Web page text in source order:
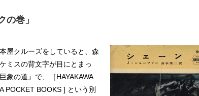
の巻」
屋クルーズをしていると、森
ミスの背文字が目にとまっ
象の道』で、［HAYAKAWA
POCKET BOOKS ] という別